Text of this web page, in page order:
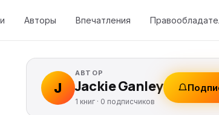
Авторы Впечатления
J
АВТОР
Jackie Ganley
1 книг · 0 подписчиков